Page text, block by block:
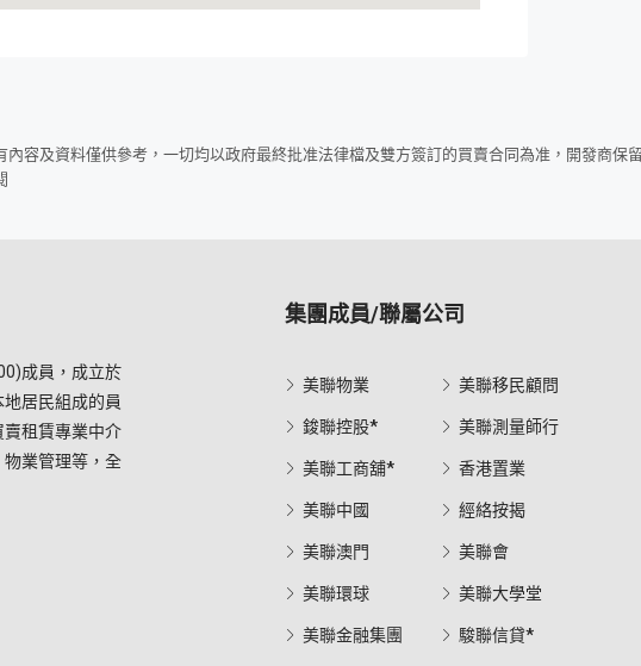
容及資料僅供參考，一切均以政府最終批准法律檔及雙方簽訂的買賣合同為准，開發商保
成員，成立於
居民組成的員
租賃專業中介
業管理等，全
集團成員/聯屬公司
美聯物業
鋑聯控股*
美聯工商舖*
美聯中國
美聯澳門
美聯環球
美聯金融集團
美聯移民顧問
美聯測量師行
香港置業
經絡按揭
美聯會
美聯大學堂
駿聯信貸*